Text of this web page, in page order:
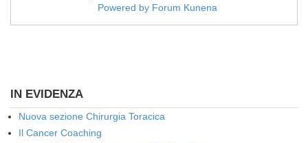
Powered by Forum Kunena
IN EVIDENZA
Nuova sezione Chirurgia Toracica
Il Cancer Coaching